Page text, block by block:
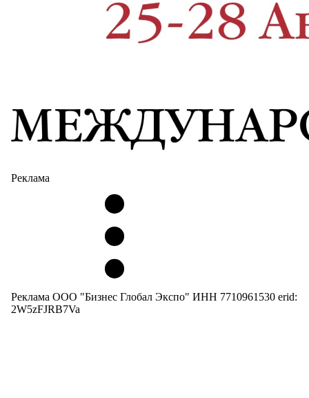
Реклама
Реклама ООО "Бизнес Глобал Экспо" ИНН 7710961530 erid:
2W5zFJRB7Va